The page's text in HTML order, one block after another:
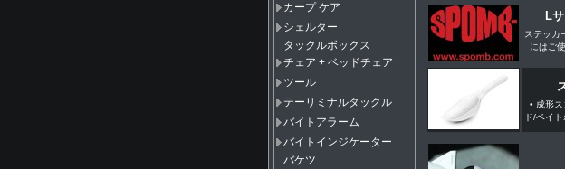
カープ ケア
シェルター
タックルボックス
チェア + ベッドチェア
ツール
テーリミナルタックル
バイトアラーム
バイトインジケーター
バケツ
L
ステッカ
にはご
• 成形
ド/ベイ